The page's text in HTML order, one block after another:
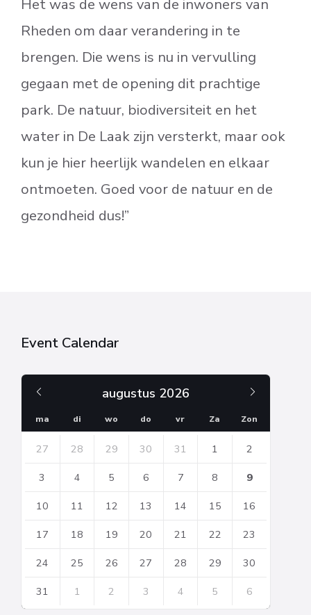
Het was de wens van de inwoners van
Rheden om daar verandering in te
brengen. Die wens is nu in vervulling
gegaan met de opening dit prachtige
park. De natuur, biodiversiteit en het
water in De Laak zijn versterkt, maar ook
kun je hier heerlijk wandelen en elkaar
ontmoeten. Goed voor de natuur en de
gezondheid dus!”
Event Calendar
augustus 2026
maand
ma di wo do vr Za Zon
calendar
27 28 29 30 31 1 2
3 4 5 6 7 8 9
10 11 12 13 14 15 16
17 18 19 20 21 22 23
24 25 26 27 28 29 30
31 1 2 3 4 5 6